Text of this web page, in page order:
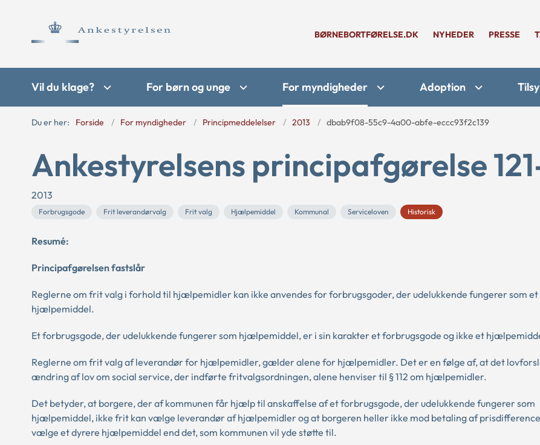
BØRNEBORTFØRELSE.DK NYHEDER PRESSE
Vil du klage? For børn og unge For myndigheder Adoption
Du er her: Forside For myndigheder Principmeddelelser 2013 dbab9f08-55c9-4a00-abfe-eccc93f2c139
Ankestyrelsens principafgørelse
2013
Forbrugsgode Frit leverandørvalg Frit valg Hjælpemiddel Kommunal Serviceloven Historisk
Resumé:
Principafgørelsen fastslår
Reglerne om frit valg i forhold til hjælpemidler kan ikke anvendes for forbrugsgoder, der udelukkende fungerer som et
hjælpemiddel.
Et forbrugsgode, der udelukkende fungerer som hjælpemiddel, er i sin karakter et forbrugsgode og ikke et
Reglerne om frit valg af leverandør for hjælpemidler, gælder alene for hjælpemidler. Det er en følge af, at det
ændring af lov om social service, der indførte fritvalgsordningen, alene henviser til § 112 om hjælpemidler.
Det betyder, at borgere, der af kommunen får hjælp til anskaffelse af et forbrugsgode, der udelukkende fungerer som
hjælpemiddel, ikke frit kan vælge leverandør af hjælpemidler og at borgeren heller ikke mod betaling af
vælge et dyrere hjælpemiddel end det, som kommunen vil yde støtte til.